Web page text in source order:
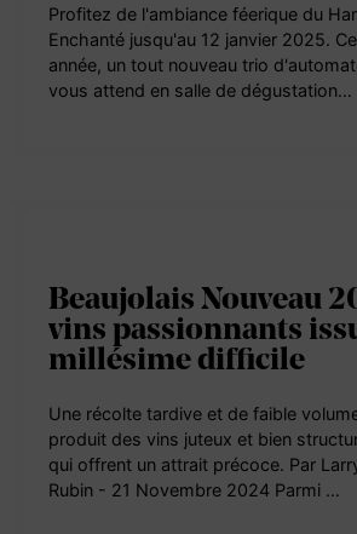
Profitez de l'ambiance féerique du
Enchanté jusqu'au 12 janvier 2025.
année, un tout nouveau trio
vous attend en salle de dégustation…
Beaujolais Nouveau
vins passionnants
millésime difficile
Une récolte tardive et de faible
produit des vins juteux et bien
qui offrent un attrait précoce. Par
Rubin - 21 Novembre 2024 Parmi …